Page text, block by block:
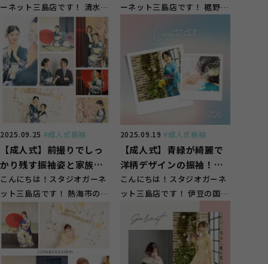
ーネット三島店です！ 清水町
のお客様にもご来店頂いてお
ります(^^...
ーネット三島店です！ 裾野市
2025.09.25 #成人式振袖
【成人式】前撮りでしっ
かり残す振袖姿と家族写
真【熱海市】
こんにちは！スタジオガーネ
ット三島店です！ 熱海市のお
客様にもご来店頂いておりま
す(^^) 振袖選...
2025.09.19#成人式振袖
【成人式】青緑が綺麗で
洋柄デザインの振袖！
【伊豆の国市】
こんにちは！スタジオガーネ
ット三島店です！ 伊豆の国市
ります(^^) 振...